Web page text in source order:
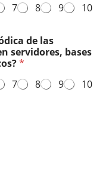
7 8 9 10
de las
servidores, bases
*
7 8 9 10